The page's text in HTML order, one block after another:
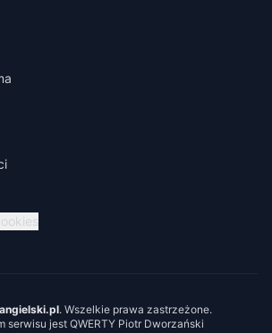
. Wszelkie prawa zastrzeżone.
serwisu jest QWERTY Piotr Dworzański